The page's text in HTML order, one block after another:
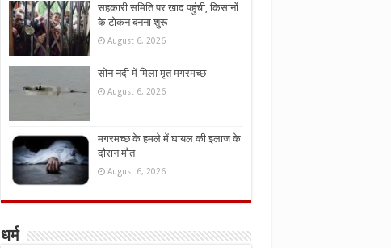
सहकारी समिति पर खाद पहुंची, किसानों
के टोकन बनना शुरू
August 6, 2026
सोन नदी में मिला मृत मगरमच्छ
August 6, 2026
मगरमच्छ के हमले में घायल की इलाज के
दौरान मौत
August 6, 2026
धर्म